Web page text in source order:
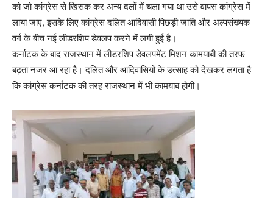
को जो कांग्रेस से खिसक कर अन्य दलों में चला गया था उसे वापस कांग्रेस में
लाया जाए, इसके लिए कांग्रेस दलित आदिवासी पिछड़ी जाति और अल्पसंख्यक
वर्ग के बीच नई लीडरशिप डेवलप करने में लगी हुई है।
कर्नाटक के बाद राजस्थान में लीडरशिप डेवलपमेंट मिशन कामयाबी की तरफ
बढ़ता नजर आ रहा है। दलित और आदिवासियों के उत्साह को देखकर लगता है
कि कांग्रेस कर्नाटक की तरह राजस्थान में भी कामयाब होगी।